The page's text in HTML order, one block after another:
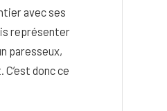
avec ses
représenter
paresseux,
donc ce